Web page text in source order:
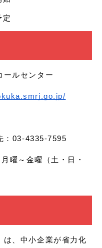
定
ールセンター
：03-4335-7595
曜～金曜（土・日・
は、中小企業が省力化